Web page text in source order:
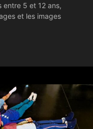
entre 5 et 12 ans,
et les images